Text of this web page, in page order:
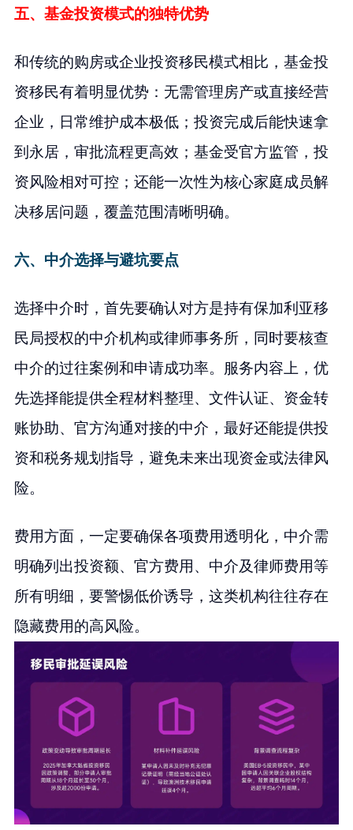
五、基金投资模式的独特优势
和传统的购房或企业投资移民模式相比，基金投
资移民有着明显优势：无需管理房产或直接经营
企业，日常维护成本极低；投资完成后能快速拿
到永居，审批流程更高效；基金受官方监管，投
资风险相对可控；还能一次性为核心家庭成员解
决移居问题，覆盖范围清晰明确。
六、中介选择与避坑要点
选择中介时，首先要确认对方是持有保加利亚移
民局授权的中介机构或律师事务所，同时要核查
中介的过往案例和申请成功率。服务内容上，优
先选择能提供全程材料整理、文件认证、资金转
账协助、官方沟通对接的中介，最好还能提供投
资和税务规划指导，避免未来出现资金或法律风
险。
费用方面，一定要确保各项费用透明化，中介需
明确列出投资额、官方费用、中介及律师费用等
所有明细，要警惕低价诱导，这类机构往往存在
隐藏费用的高风险。